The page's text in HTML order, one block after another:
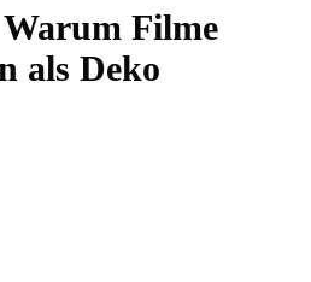
Filme
als Deko